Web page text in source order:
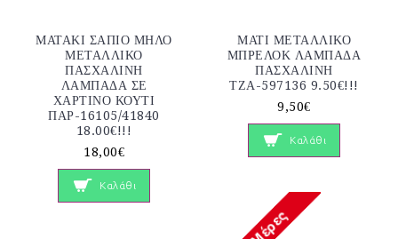
ΜΑΤΑΚΙ ΣΑΠΙΟ ΜΗΛΟ
ΜΕΤΑΛΛΙΚΟ
ΠΑΣΧΑΛΙΝΗ
ΛΑΜΠΑΔΑ ΣΕ
ΧΑΡΤΙΝΟ ΚΟΥΤΙ
ΠΑΡ-16105/41840
18.00€!!!
18,00€
Καλάθι
ΜΑΤΙ ΜΕΤΑΛΛΙΚΟ
ΜΠΡΕΛΟΚ ΛΑΜΠΑΔΑ
ΠΑΣΧΑΛΙΝΗ
ΤΖΑ-597136 9.50€!!!
9,50€
Καλάθι